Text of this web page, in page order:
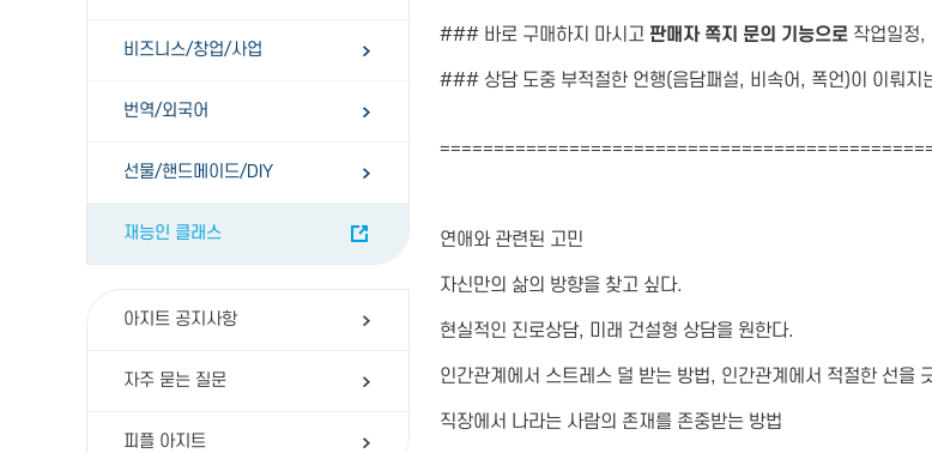
비즈니스/창업/사업
번역/외국어
선물/핸드메이드/DIY
재능인 클래스
아지트 공지사항
자주 묻는 질문
피플 아지트
### 바로 구매하지 마시고 판매자 쪽지 문의 기능으로 작업일정
### 상담 도중 부적절한 언행(음담패설, 비속어, 폭언)이 이뤄
연애와 관련된 고민
자신만의 삶의 방향을 찾고 싶다.
현실적인 진로상담, 미래 건설형 상담을 원한다.
인간관계에서 스트레스 덜 받는 방법, 인간관계에서 적절한 선을
직장에서 나라는 사람의 존재를 존중받는 방법